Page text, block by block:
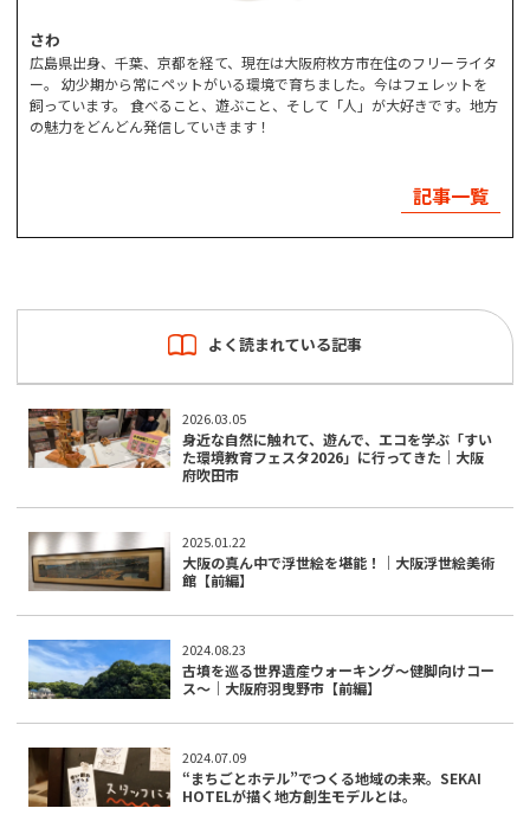
さわ
広島県出身、千葉、京都を経て、現在は大阪府枚方市在住のフリーライタ
ー。 幼少期から常にペットがいる環境で育ちました。今はフェレットを
飼っています。 食べること、遊ぶこと、そして「人」が大好きです。地方
の魅力をどんどん発信していきます！
記事一覧
よく読まれている記事
2026.03.05
身近な自然に触れて、遊んで、エコを学ぶ「すい
た環境教育フェスタ2026」に行ってきた｜大阪
府吹田市
2025.01.22
大阪の真ん中で浮世絵を堪能！｜大阪浮世絵美術
館【前編】
2024.08.23
古墳を巡る世界遺産ウォーキング～健脚向けコー
ス～｜大阪府羽曳野市【前編】
2024.07.09
“まちごとホテル”でつくる地域の未来。SEKAI
HOTELが描く地方創生モデルとは。